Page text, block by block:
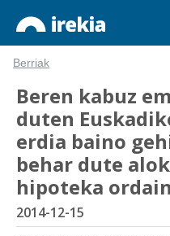
Berriak
Beren kabuz
duten
erdia baino
behar dute
hipoteka
2014-12-15